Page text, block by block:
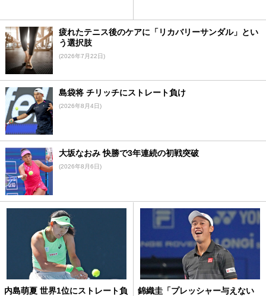
疲れたテニス後のケアに「リカバリーサンダル」とい
う選択肢
(2026年7月22日)
島袋将 チリッチにストレート負け
(2026年8月4日)
大坂なおみ 快勝で3年連続の初戦突破
(2026年8月6日)
内島萌夏 世界1位にストレート負
錦織圭「プレッシャー与えない